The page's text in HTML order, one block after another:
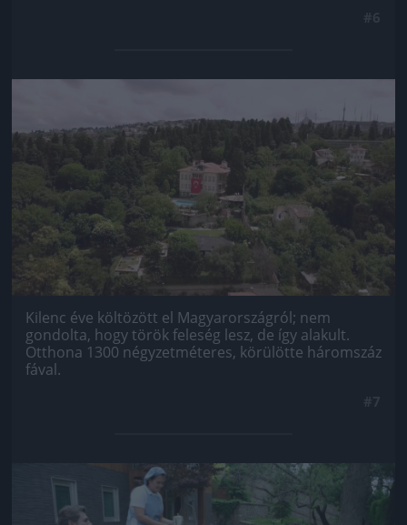
Kilenc éve költözött el Magyarországról; nem
gondolta, hogy török feleség lesz, de így alakult.
Otthona 1300 négyzetméteres, körülötte háromszáz
fával.
Jön még kép!